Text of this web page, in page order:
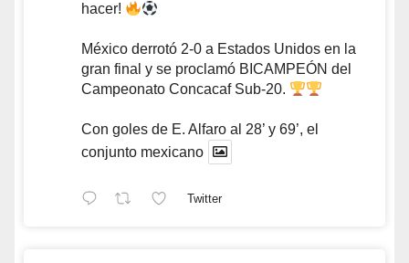
hacer!
México derrotó 2-0 a Estados Unidos en la
gran final y se proclamó BICAMPEÓN del
Campeonato Concacaf Sub-20.
Con goles de E. Alfaro al 28’ y 69’, el
conjunto mexicano
Twitter